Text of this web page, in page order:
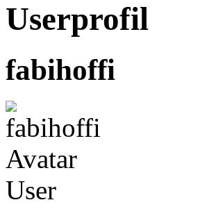
Userprofil
fabihoffi
User